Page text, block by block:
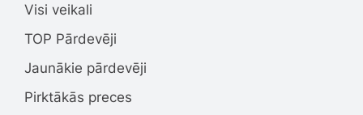
Visi veikali
TOP Pārdevēji
Jaunākie pārdevēji
Pirktākās preces